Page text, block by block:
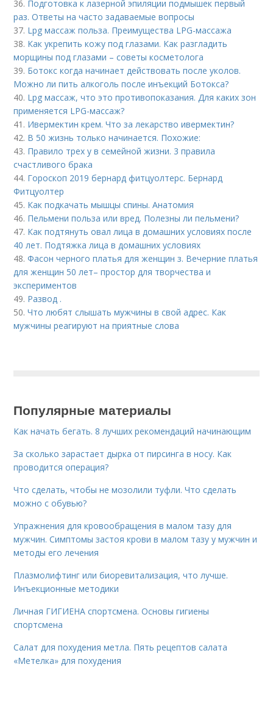
36. Подготовка к лазерной эпиляции подмышек первый
раз. Ответы на часто задаваемые вопросы
37. Lpg массаж польза. Преимущества LPG-массажа
38. Как укрепить кожу под глазами. Как разгладить
морщины под глазами – советы косметолога
39. Ботокс когда начинает действовать после уколов.
Можно ли пить алкоголь после инъекций Ботокса?
40. Lpg массаж, что это противопоказания. Для каких зон
применяется LPG-массаж?
41. Ивермектин крем. Что за лекарство ивермектин?
42. В 50 жизнь только начинается. Похожие:
43. Правило трех у в семейной жизни. 3 правила
счастливого брака
44. Гороскоп 2019 бернард фитцуолтерс. Бернард
Фитцуолтер
45. Как подкачать мышцы спины. Анатомия
46. Пельмени польза или вред. Полезны ли пельмени?
47. Как подтянуть овал лица в домашних условиях после
40 лет. Подтяжка лица в домашних условиях
48.Фасон черного платья для женщин з. Вечерние платья
для женщин 50 лет– простор для творчества и
экспериментов
49. Развод .
50.Что любят слышать мужчины в свой адрес. Как
мужчины реагируют на приятные слова
Популярные материалы
Как начать бегать. 8 лучших рекомендаций начинающим
За сколько зарастает дырка от пирсинга в носу. Как
проводится операция?
Что сделать, чтобы не мозолили туфли. Что сделать
можно с обувью?
Упражнения для кровообращения в малом тазу для
мужчин. Симптомы застоя крови в малом тазу у мужчин и
методы его лечения
Плазмолифтинг или биоревитализация, что лучше.
Инъекционные методики
Личная ГИГИЕНА спортсмена. Основы гигиены
спортсмена
Салат для похудения метла. Пять рецептов салата
«Метелка» для похудения